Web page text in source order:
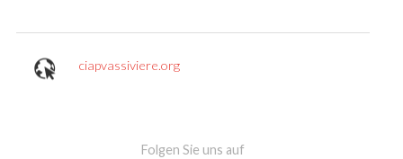
ciapvassiviere.org
Folgen Sie uns auf